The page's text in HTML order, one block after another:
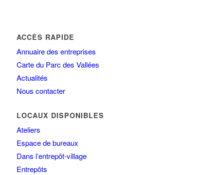
ACCÈS RAPIDE
Annuaire des entreprises
Carte du Parc des Vallées
Actualités
Nous contacter
LOCAUX DISPONIBLES
Ateliers
Espace de bureaux
Dans l’entrepôt-village
Entrepôts